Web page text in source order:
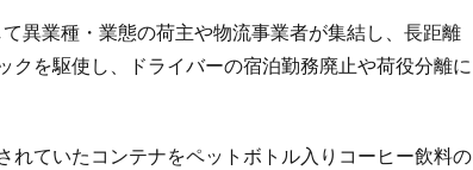
異業種・業態の荷主や物流事業者が集結し、長距離
を駆使し、ドライバーの宿泊勤務廃止や荷役分離に
れていたコンテナをペットボトル入りコーヒー飲料の